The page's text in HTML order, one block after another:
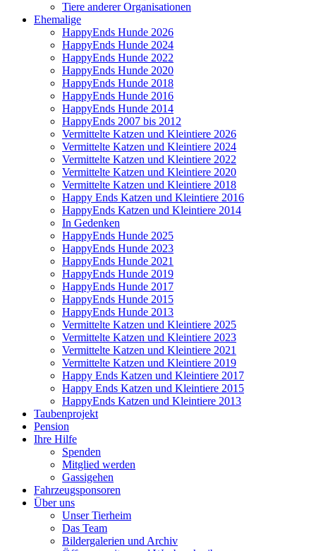
Tiere anderer Organisationen
Ehemalige
HappyEnds Hunde 2026
HappyEnds Hunde 2024
HappyEnds Hunde 2022
HappyEnds Hunde 2020
HappyEnds Hunde 2018
HappyEnds Hunde 2016
HappyEnds Hunde 2014
HappyEnds 2007 bis 2012
Vermittelte Katzen und Kleintiere 2026
Vermittelte Katzen und Kleintiere 2024
Vermittelte Katzen und Kleintiere 2022
Vermittelte Katzen und Kleintiere 2020
Vermittelte Katzen und Kleintiere 2018
Happy Ends Katzen und Kleintiere 2016
HappyEnds Katzen und Kleintiere 2014
In Gedenken
HappyEnds Hunde 2025
HappyEnds Hunde 2023
HappyEnds Hunde 2021
HappyEnds Hunde 2019
HappyEnds Hunde 2017
HappyEnds Hunde 2015
HappyEnds Hunde 2013
Vermittelte Katzen und Kleintiere 2025
Vermittelte Katzen und Kleintiere 2023
Vermittelte Katzen und Kleintiere 2021
Vermittelte Katzen und Kleintiere 2019
Happy Ends Katzen und Kleintiere 2017
Happy Ends Katzen und Kleintiere 2015
HappyEnds Katzen und Kleintiere 2013
Taubenprojekt
Pension
Ihre Hilfe
Spenden
Mitglied werden
Gassigehen
Fahrzeugsponsoren
Über uns
Unser Tierheim
Das Team
Bildergalerien und Archiv